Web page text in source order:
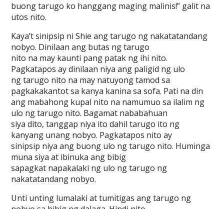
buong tarugo ko hanggang maging malinis!” galit na
utos nito.
Kaya’t sinipsip ni Shie ang tarugo ng nakatatandang
nobyo. Dinilaan ang butas ng tarugo
nito na may kaunti pang patak ng ihi nito.
Pagkatapos ay dinilaan niya ang paligid ng ulo
ng tarugo nito na may natuyong tamod sa
pagkakakantot sa kanya kanina sa sofa. Pati na din
ang mabahong kupal nito na namumuo sa ilalim ng
ulo ng tarugo nito. Bagamat nababahuan
siya dito, tanggap niya ito dahil tarugo ito ng
kanyang unang nobyo. Pagkatapos nito ay
sinipsip niya ang buong ulo ng tarugo nito. Huminga
muna siya at ibinuka ang bibig
sapagkat napakalaki ng ulo ng tarugo ng
nakatatandang nobyo.
Unti unting lumalaki at tumitigas ang tarugo ng